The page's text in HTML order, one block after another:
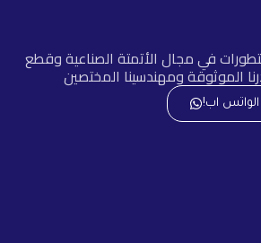
في مجال الأتمتة الصناعية وقطع
الموثوقة ومهندسينا المختصين
الواتس اب!